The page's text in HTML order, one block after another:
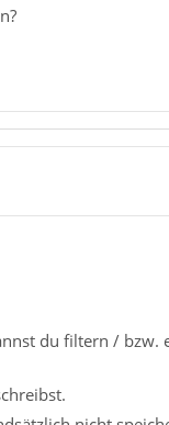
du filtern / bzw.